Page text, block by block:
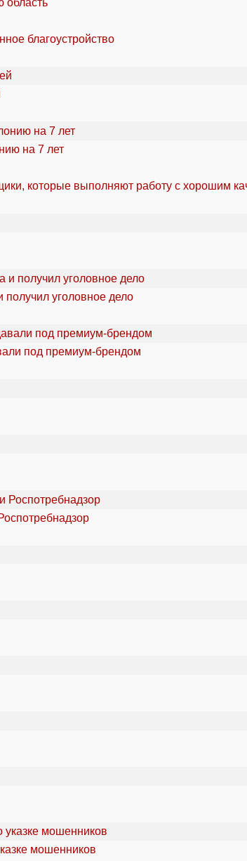
благоустройство
на 7 лет
которые выполняют работу с хорошим
уголовное дело
под премиум-брендом
мошенников